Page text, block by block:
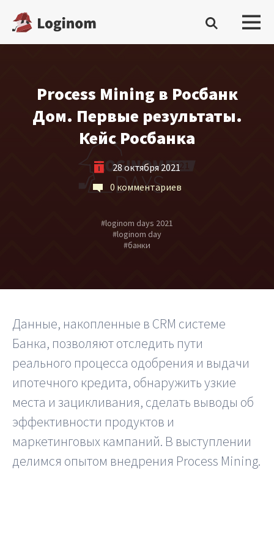
Платформа
Скачать бесплатную редакцию
Купить настольную редакцию
Запросить trial сервера
Архитектура Loginom
Системные требования
Цены
Loginom + AI
AI в экосистеме Loginom
Преимущества
Process Mining в Росбанк
Дом. Первые результаты.
Кейс Росбанка
28 октября 2021
0 комментариев
#loginom days 2021
#loginom day
#банки
Данные, накопленные в CRM системе
Банка, позволяют отследить пути
реального процесса одобрения и выдачи
ипотечного кредита, обнаружить узкие
места и зацикливания, сделать выводы об
эффективности продуктов и
маркетинговых кампаний. В выступлении
делимся опытом внедрения Process Mining.